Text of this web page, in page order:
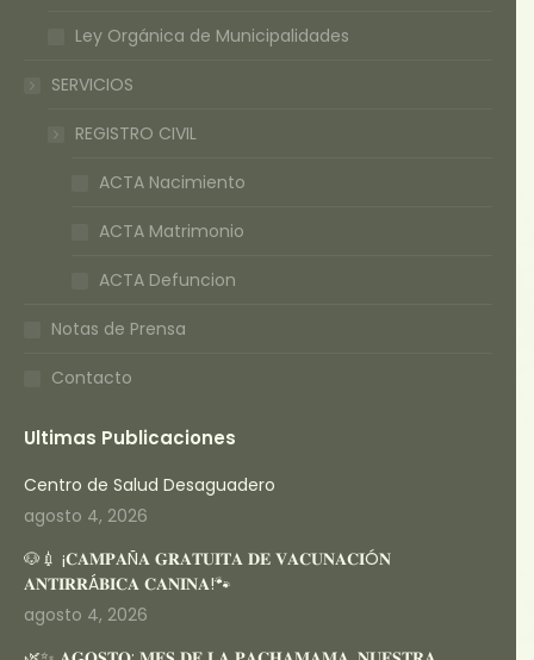
Ley Orgánica de Municipalidades
SERVICIOS
REGISTRO CIVIL
ACTA Nacimiento
ACTA Matrimonio
ACTA Defuncion
Notas de Prensa
Contacto
Ultimas Publicaciones
Centro de Salud Desaguadero
agosto 4, 2026
🐶💉 ¡𝐂𝐀𝐌𝐏𝐀Ñ𝐀 𝐆𝐑𝐀𝐓𝐔𝐈𝐓𝐀 𝐃𝐄 𝐕𝐀𝐂𝐔𝐍𝐀𝐂𝐈Ó𝐍
𝐀𝐍𝐓𝐈𝐑𝐑Á𝐁𝐈𝐂𝐀 𝐂𝐀𝐍𝐈𝐍𝐀!🐾
agosto 4, 2026